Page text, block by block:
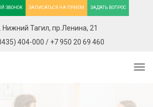
ЗВОНОК ЗАПИСАТЬСЯ НА ПРИЕМ ЗАДАТЬ ВОПРОС
Нижний Тагил, пр.Ленина, 21
404-000 / +7 950 20 69 460